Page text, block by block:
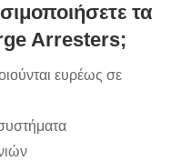
τα
Arresters;
ευρέως σε